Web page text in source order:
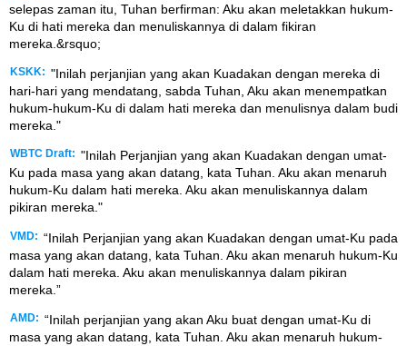
selepas zaman itu, Tuhan berfirman: Aku akan meletakkan hukum-
Ku di hati mereka dan menuliskannya di dalam fikiran
mereka.&rsquo;
KSKK: "Inilah perjanjian yang akan Kuadakan dengan mereka di
hari-hari yang mendatang, sabda Tuhan, Aku akan menempatkan
hukum-hukum-Ku di dalam hati mereka dan menulisnya dalam budi
mereka."
WBTC Draft: "Inilah Perjanjian yang akan Kuadakan dengan umat-
Ku pada masa yang akan datang, kata Tuhan. Aku akan menaruh
hukum-Ku dalam hati mereka. Aku akan menuliskannya dalam
pikiran mereka."
VMD: “Inilah Perjanjian yang akan Kuadakan dengan umat-Ku pada
masa yang akan datang, kata Tuhan. Aku akan menaruh hukum-Ku
dalam hati mereka. Aku akan menuliskannya dalam pikiran
mereka.”
AMD: “Inilah perjanjian yang akan Aku buat dengan umat-Ku di
masa yang akan datang, kata Tuhan. Aku akan menaruh hukum-